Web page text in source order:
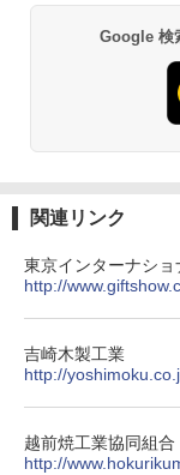
Google 検
関連リンク
東京インターナシ
http://
吉崎木製工業
http://
越前焼工業協同組合
http://